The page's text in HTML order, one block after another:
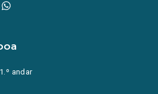
andar